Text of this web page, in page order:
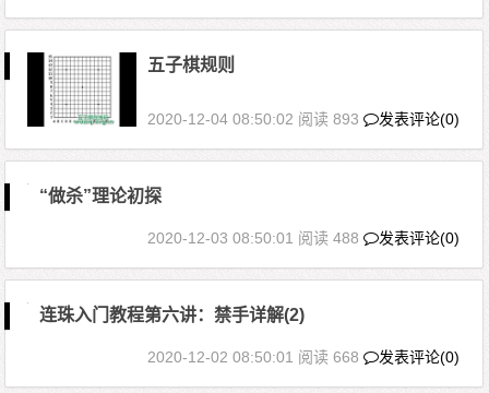
五子棋规则
2020-12-04 08:50:02 阅读 893 发表评论(0)
“做杀”理论初探
2020-12-03 08:50:01 阅读 488 发表评论(0)
连珠入门教程第六讲：禁手详解(2)
2020-12-02 08:50:01 阅读 668 发表评论(0)